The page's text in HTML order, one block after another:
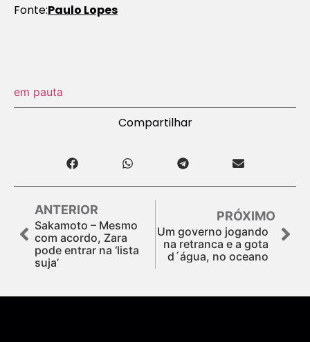
Fonte:Paulo Lopes
em pauta
Compartilhar
ANTERIOR
Sakamoto – Mesmo
com acordo, Zara
pode entrar na ‘lista
suja’
PRÓXIMO
Um governo jogando
na retranca e a gota
d´água, no oceano